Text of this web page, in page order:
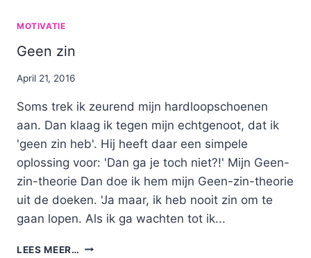
MOTIVATIE
Geen zin
By
April 21, 2016
Soms trek ik zeurend mijn hardloopschoenen
aan. Dan klaag ik tegen mijn echtgenoot, dat ik
'geen zin heb'. Hij heeft daar een simpele
oplossing voor: 'Dan ga je toch niet?!' Mijn Geen-
zin-theorie Dan doe ik hem mijn Geen-zin-theorie
uit de doeken. 'Ja maar, ik heb nooit zin om te
gaan lopen. Als ik ga wachten tot ik...
LEES MEER… GEEN